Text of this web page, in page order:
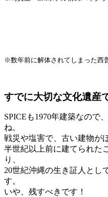
※数年前に解体されてしまった西
すでに大切な文化遺産
SPICEも1970年建築なので
ね。
戦災や塩害で、古い建物が
半世紀以上前に建てられた
り、
20世紀沖縄の生き証人とし
す。
いや、残すべきです！